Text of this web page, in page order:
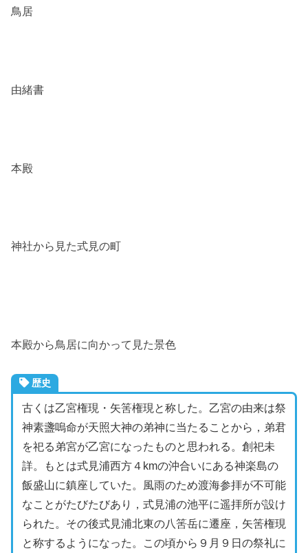
鳥居
由緒書
本殿
神社から見た式見の町
本殿から鳥居に向かって見た景色
歴史
古くは乙宮権現・矢筈権現と称した。乙宮の由来は祭
神素盞嗚命が天照大神の弟神に当たることから，弟君
を祀る弟宮が乙宮になったものと思われる。創祀未
詳。もとは式見浦西方４kmの沖合いにある神楽島の
飯盛山に鎮座していた。風雨のため渡海参拝が不可能
なことがたびたびあり，式見浦の池平に遥拝所が設け
られた。その後式見浦北東の八筈岳に遷座，矢筈権現
と称するようになった。この頃から９月９日の祭礼に